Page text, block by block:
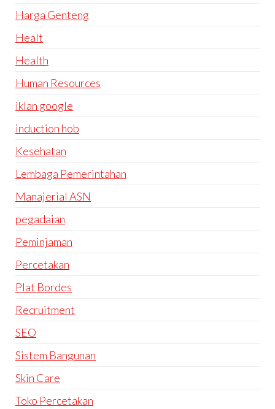
Harga Genteng
Healt
Health
Human Resources
iklan google
induction hob
Kesehatan
Lembaga Pemerintahan
Manajerial ASN
pegadaian
Peminjaman
Percetakan
Plat Bordes
Recruitment
SEO
Sistem Bangunan
Skin Care
Toko Percetakan